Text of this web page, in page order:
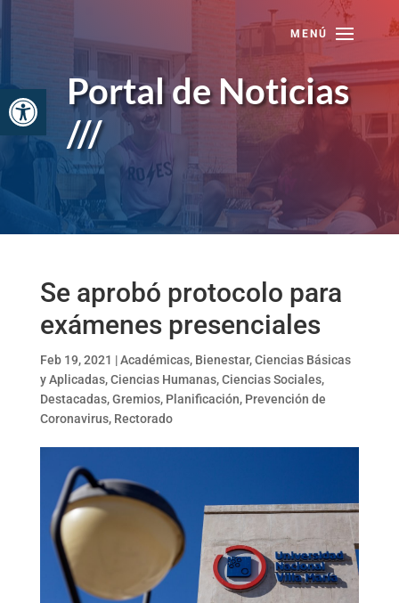
Abrir barra de herramientas
Portal de Noticias
///
Se aprobó protocolo para
exámenes presenciales
Feb 19, 2021 |Académicas, Bienestar,Ciencias Básicas
y Aplicadas,Ciencias Humanas,Ciencias Sociales,
Destacadas,Gremios, Planificación, Prevención de
Coronavirus, Rectorado